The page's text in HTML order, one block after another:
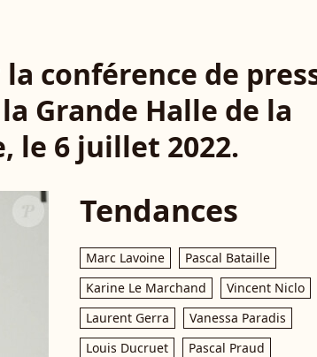
conférence de
Grande Halle de la
le 6 juillet 2022.
Tendances
Marc Lavoine
Pascal Bataille
Karine Le Marchand
Vincent Niclo
Laurent Gerra
Vanessa Paradis
Louis Ducruet
Pascal Praud